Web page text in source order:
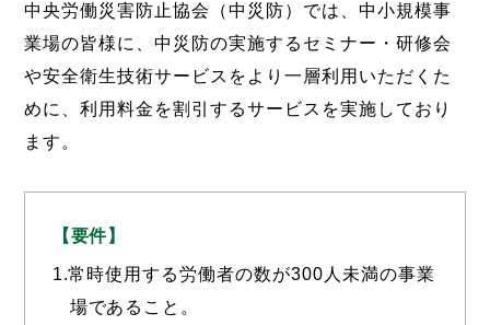
中央労働災害防止協会（中災防）では、中小規模事
業場の皆様に、中災防の実施するセミナー・研修会
や安全衛生技術サービスをより一層利用いただくた
めに、利用料金を割引するサービス を実施しており
ます。
【要件】
1.常時使用する労働者の数が300人未満の事業
場であること。